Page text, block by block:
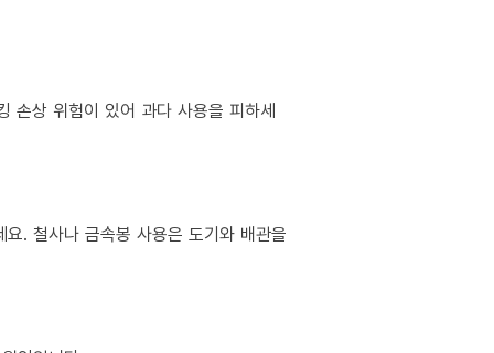
손상 위험이 있어 과다 사용을 피하세
. 철사나 금속봉 사용은 도기와 배관을